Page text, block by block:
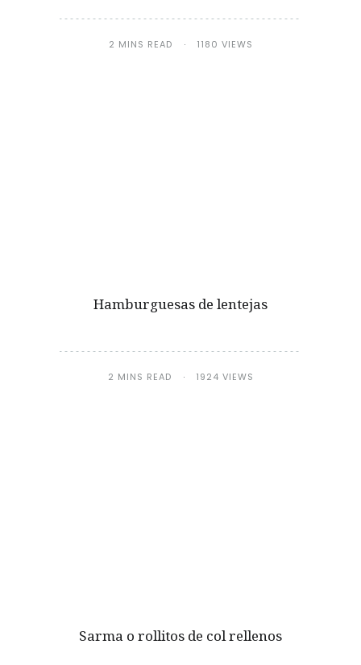
2 MINS READ 1180 VIEWS
Hamburguesas de lentejas
2 MINS READ 1924 VIEWS
Sarma o rollitos de col rellenos